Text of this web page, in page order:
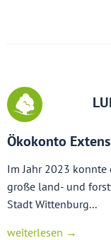
Ökokonto
Im Jahr 2023 konnte
große land- und
Stadt Wittenburg...
weiterlesen →